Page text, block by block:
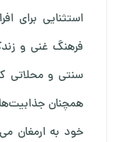
استثنایی برای
فرهنگ غنی و
سنتی و محلاتی
همچنان
خود به ارمغان